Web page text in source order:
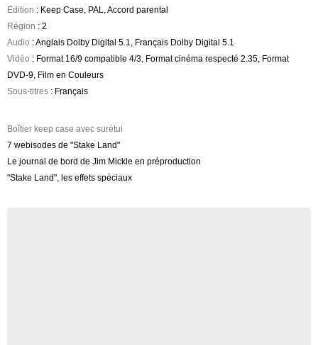
Edition : Keep Case, PAL, Accord parental
Région : 2
Audio : Anglais Dolby Digital 5.1, Français Dolby Digital 5.1
Vidéo : Format 16/9 compatible 4/3, Format cinéma respecté 2.35, Format
DVD-9, Film en Couleurs
Sous-titres : Français
Boîtier keep case avec surétui
7 webisodes de "Stake Land"
Le journal de bord de Jim Mickle en préproduction
"Stake Land", les effets spéciaux